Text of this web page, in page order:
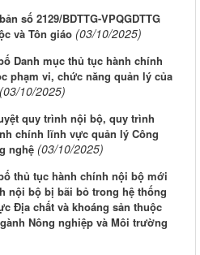
số 2129/BDTTG-VPQGDTTG
và Tôn giáo (03/10/2025)
Danh mục thủ tục hành chính
phạm vi, chức năng quản lý của
(03/10/2025)
quy trình nội bộ, quy trình
chính lĩnh vực quản lý Công
nghệ (03/10/2025)
thủ tục hành chính nội bộ mới
nội bộ bị bãi bỏ trong hệ thống
Địa chất và khoáng sản thuộc
Nông nghiệp và Môi trường